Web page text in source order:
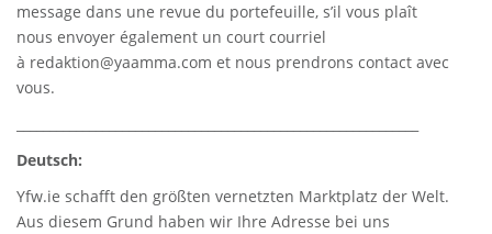
message dans une revue du portefeuille, s’il vous plaît
nous envoyer également un court courriel
à redaktion@yaamma.com et nous prendrons contact avec
vous.
Deutsch:
Yfw.ie schafft den größten vernetzten Marktplatz der Welt.
Aus diesem Grund haben wir Ihre Adresse bei uns